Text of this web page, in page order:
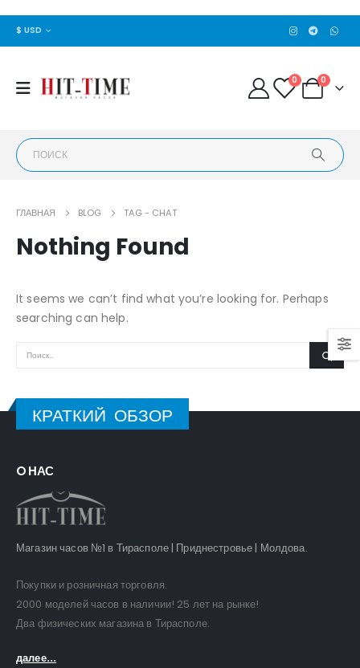
$ USD
0 0
ГЛАВНАЯ BLOG TAG - CHAT
Nothing Found
It seems we can’t find what you’re looking for. Perhaps
searching can help.
КРАТКИЙ ОБЗОР
O НАС
Магазин часов №1 в Тирасполе | Приднестровье | Молдова.
Покупки и розничная торговля.
2000 моделей часов в наличии! 25 лет на рынке!
Два физических магазина в Тирасполе.
далее...